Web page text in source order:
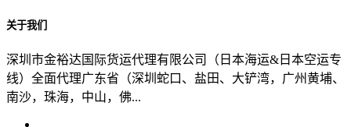
关于我们
深圳市金裕达国际货运代理有限公司（日本海运&日本空运专
线）全面代理广东省（深圳蛇口、盐田、大铲湾，广州黄埔、
南沙，珠海，中山，佛...